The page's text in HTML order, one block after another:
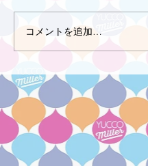
コメントを追加…